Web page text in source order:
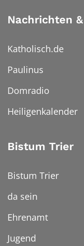
Nachrichten
Katholisch.de
Paulinus
Domradio
Heiligenkalender
Bistum Trier
Bistum Trier
da sein
Ehrenamt
Jugend